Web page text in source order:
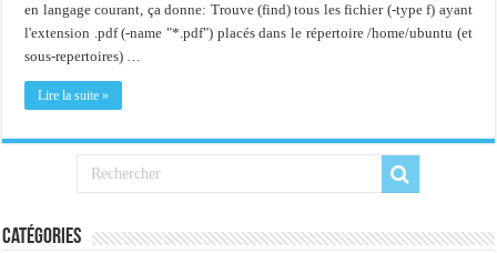
Importer du contenu XML dans une table SQL serveur
OnlyOffice, une solution CRM/Gestion documents et plus encore...
en langage courant, ça donne: Trouve (find) tous les fichier (-type f) ayant
l'extension .pdf (-name "*.pdf") placés dans le répertoire /home/ubuntu (et
sous-repertoires) …
Lire la suite »
Catégories